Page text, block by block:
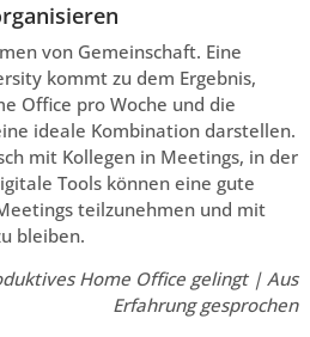
von Gemeinschaft. Eine
kommt zu dem Ergebnis,
Office pro Woche und die
ideale Kombination darstellen.
mit Kollegen in Meetings, in der
Tools können eine gute
teilzunehmen und mit
bleiben.
Home Office gelingt | Aus
Erfahrung gesprochen